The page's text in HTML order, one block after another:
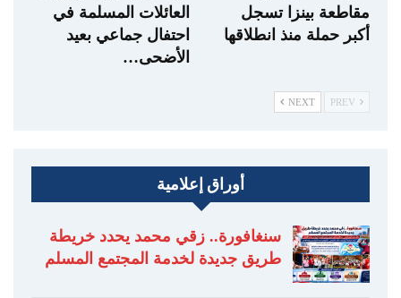
مقاطعة بينزا تسجل
أكبر حملة منذ انطلاقها
العائلات المسلمة في
احتفال جماعي بعيد
الأضحى…
NEXT
أوراق إعلامية
سنغافورة.. زقي محمد يحدد خريطة
طريق جديدة لخدمة المجتمع المسلم